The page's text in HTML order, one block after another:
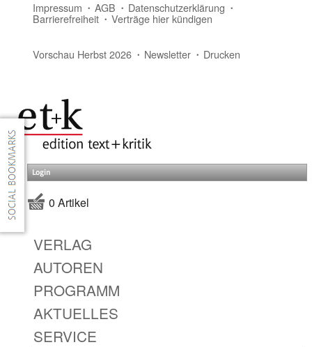
Impressum AGB Datenschutzerklärung
Barrierefreiheit Verträge hier kündigen
Vorschau Herbst 2026 Newsletter Drucken
Login
0 Artikel
VERLAG
AUTOREN
PROGRAMM
AKTUELLES
SERVICE